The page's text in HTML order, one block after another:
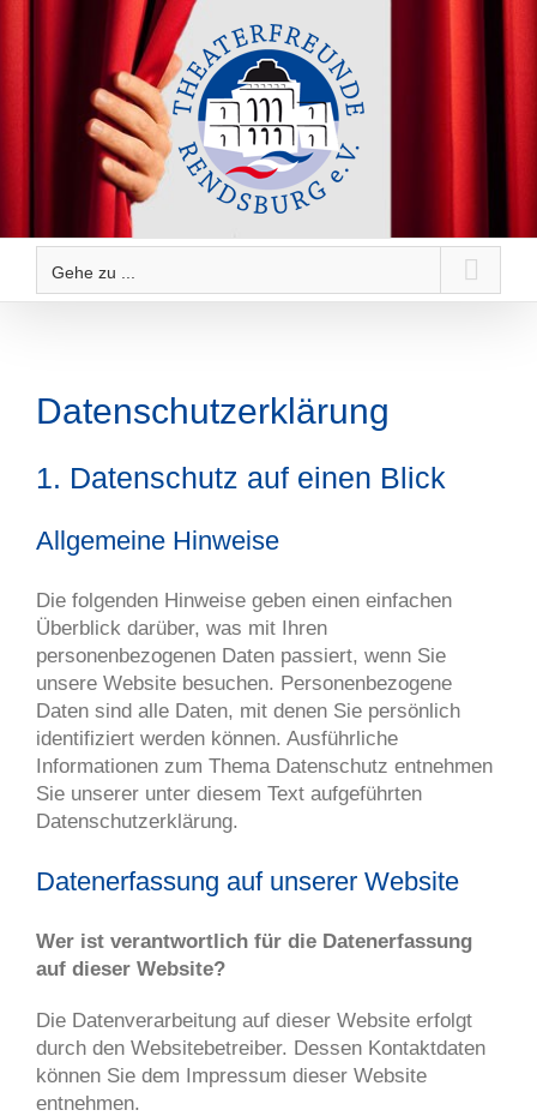
Gehe zu ...
Datenschutzerklärung
1. Datenschutz auf einen Blick
Allgemeine Hinweise
Die folgenden Hinweise geben einen einfachen
Überblick darüber, was mit Ihren
personenbezogenen Daten passiert, wenn Sie
unsere Website besuchen. Personenbezogene
Daten sind alle Daten, mit denen Sie persönlich
identifiziert werden können. Ausführliche
Informationen zum Thema Datenschutz entnehmen
Sie unserer unter diesem Text aufgeführten
Datenschutzerklärung.
Datenerfassung auf unserer Website
Wer ist verantwortlich für die Datenerfassung
auf dieser Website?
Die Datenverarbeitung auf dieser Website erfolgt
durch den Websitebetreiber. Dessen Kontaktdaten
können Sie dem Impressum dieser Website
entnehmen.